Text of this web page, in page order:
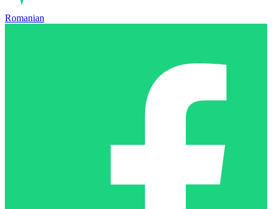
Romanian